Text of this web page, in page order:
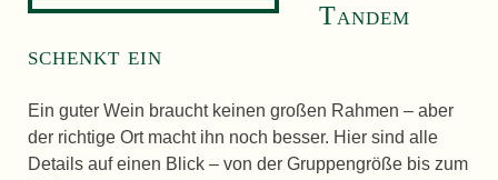
Tandem
schenkt ein
Ein guter Wein braucht keinen großen Rahmen – aber
der richtige Ort macht ihn noch besser. Hier sind alle
Details auf einen Blick – von der Gruppengröße bis zum